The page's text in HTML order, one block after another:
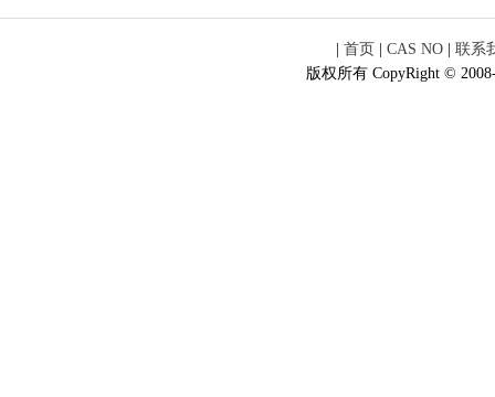
首页 CAS NO
联系
版权所有 CopyRight ©